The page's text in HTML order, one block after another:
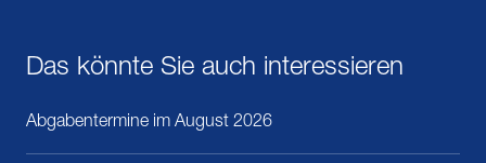
Das könnte Sie auch interessieren
Abgabentermine im August 2026